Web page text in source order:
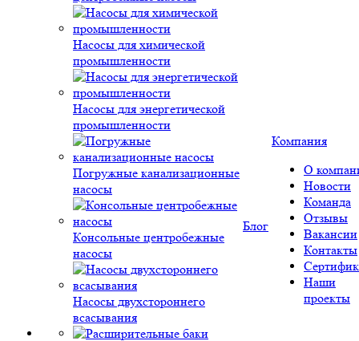
Насосы для химической
промышленности
Насосы для энергетической
промышленности
Погружные канализационные
насосы
Консольные центробежные
насосы
Насосы двухстороннего
всасывания
Блог
Компания
О
Новости
Команда
Отзывы
Вакансии
Контакты
Наши
проекты